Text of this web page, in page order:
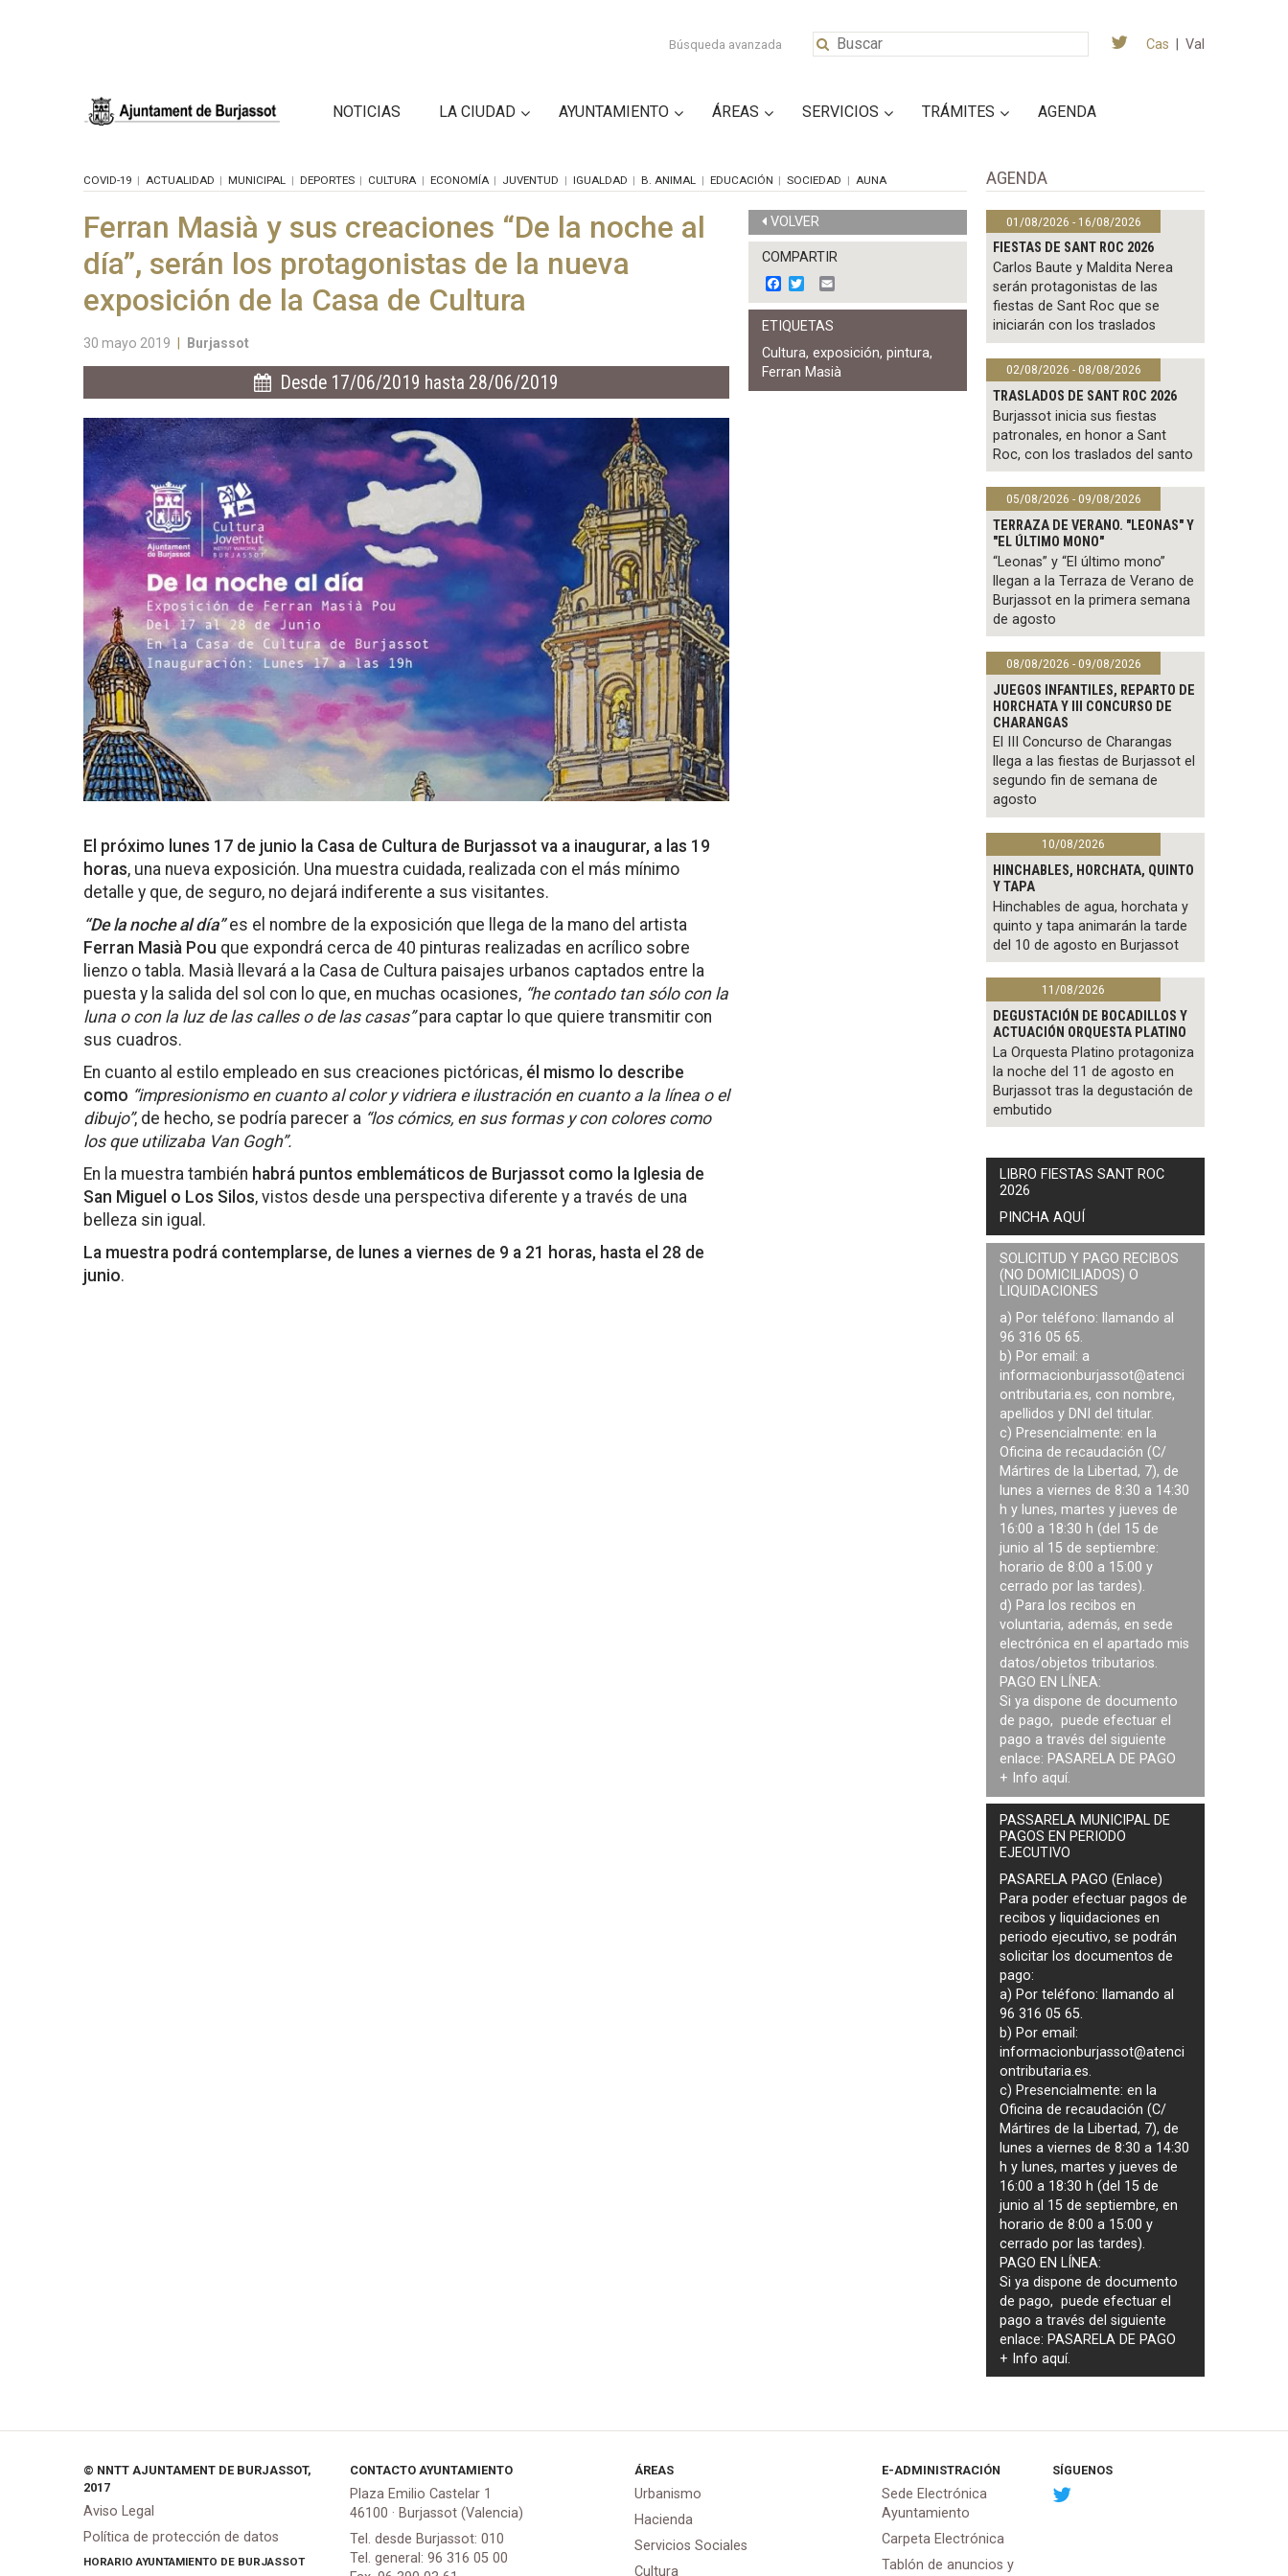
Búsqueda avanzada Cas Val
NOTICIAS LA CIUDAD AYUNTAMIENTO ÁREAS SERVICIOS TRÁMITES AGENDA
COVID-19 ACTUALIDAD MUNICIPAL DEPORTES CULTURA ECONOMÍA JUVENTUD IGUALDAD B. ANIMAL EDUCACIÓN SOCIEDAD AUNA
Ferran Masià y sus creaciones “De la noche al
día”, serán los protagonistas de la nueva
exposición de la Casa de Cultura
30 mayo 2019 Burjassot
Desde 17/06/2019 hasta 28/06/2019
El próximo lunes 17 de junio la Casa de Cultura de Burjassot va a inaugurar, a las 19
horas, una nueva exposición. Una muestra cuidada, realizada con el más mínimo
detalle y que, de seguro, no dejará indiferente a sus visitantes.
“De la noche al día”es el nombre de la exposición que llega de la mano del artista
Ferran Masià Pou que expondrá cerca de 40 pinturas realizadas en acrílico sobre
lienzo o tabla. Masià llevará a la Casa de Cultura paisajes urbanos captados entre la
puesta y la salida del sol con lo que, en muchas ocasiones, “he contado tan sólo con la
luna o con la luz de las calles o de las casas”para captar lo que quiere transmitir con
sus cuadros.
En cuanto al estilo empleado en sus creaciones pictóricas, él mismo lo describe
como “impresionismo en cuanto al color y vidriera e ilustración en cuanto a la línea o el
dibujo”, de hecho, se podría parecer a “los cómics, en sus formas y con colores como
los que utilizaba Van Gogh”.
En la muestra también habrá puntos emblemáticos de Burjassot como la Iglesia de
San Miguel o Los Silos, vistos desde una perspectiva diferente y a través de una
belleza sin igual.
La muestra podrá contemplarse, de lunes a viernes de 9 a 21 horas, hasta el 28 de
junio.
VOLVER
COMPARTIR
F
a
c
e
b
o
o
k
w
i
t
e
r
m
a
ETIQUETAS
Cultura,exposición,pintura,
Ferran Masià
AGENDA
01/08/2026 - 16/08/2026
FIESTAS DE SANT ROC 2026
Carlos Baute y Maldita Nerea
serán protagonistas de las
fiestas de Sant Roc que se
iniciarán con los traslados
02/08/2026 - 08/08/2026
TRASLADOS DE SANT ROC 2026
Burjassot inicia sus fiestas
patronales, en honor a Sant
Roc, con los traslados del santo
05/08/2026 - 09/08/2026
TERRAZA DE VERANO. "LEONAS" Y
"EL ÚLTIMO MONO"
“Leonas” y “El último mono”
llegan a la Terraza de Verano de
Burjassot en la primera semana
de agosto
08/08/2026 - 09/08/2026
JUEGOS INFANTILES, REPARTO DE
HORCHATA Y III CONCURSO DE
CHARANGAS
El III Concurso de Charangas
llega a las fiestas de Burjassot el
segundo fin de semana de
agosto
10/08/2026
HINCHABLES, HORCHATA, QUINTO
Y TAPA
Hinchables de agua, horchata y
quinto y tapa animarán la tarde
del 10 de agosto en Burjassot
11/08/2026
DEGUSTACIÓN DE BOCADILLOS Y
ACTUACIÓN ORQUESTA PLATINO
La Orquesta Platino protagoniza
la noche del 11 de agosto en
Burjassot tras la degustación de
embutido
LIBRO FIESTAS SANT ROC
2026
PINCHA AQUÍ
SOLICITUD Y PAGO RECIBOS
(NO DOMICILIADOS) O
LIQUIDACIONES
a) Por teléfono: llamando al
96 316 05 65.
b) Por email: a
informacionburjassot@atenci
ontributaria.es, con nombre,
apellidos y DNI del titular.
c) Presencialmente: en la
Oficina de recaudación (C/
Mártires de la Libertad, 7), de
lunes a viernes de 8:30 a 14:30
h y lunes, martes y jueves de
16:00 a 18:30 h (del 15 de
junio al 15 de septiembre:
horario de 8:00 a 15:00 y
cerrado por las tardes).
d) Para los recibos en
voluntaria, además, en sede
electrónica en el apartado mis
datos/objetos tributarios.
PAGO EN LÍNEA:
Si ya dispone de documento
de pago, puede efectuar el
pago a través del siguiente
enlace: PASARELA DE PAGO
+ Info aquí.
PASSARELA MUNICIPAL DE
PAGOS EN PERIODO
EJECUTIVO
PASARELA PAGO (Enlace)
Para poder efectuar pagos de
recibos y liquidaciones en
periodo ejecutivo, se podrán
solicitar los documentos de
pago:
a) Por teléfono: llamando al
96 316 05 65.
b) Por email:
informacionburjassot@atenci
ontributaria.es.
c) Presencialmente: en la
Oficina de recaudación (C/
Mártires de la Libertad, 7), de
lunes a viernes de 8:30 a 14:30
h y lunes, martes y jueves de
16:00 a 18:30 h (del 15 de
junio al 15 de septiembre, en
horario de 8:00 a 15:00 y
cerrado por las tardes).
PAGO EN LÍNEA:
Si ya dispone de documento
de pago, puede efectuar el
pago a través del siguiente
enlace: PASARELA DE PAGO
+ Infoaquí.
© NNTT AJUNTAMENT DE BURJASSOT,
2017
Aviso Legal
Política de protección de datos
HORARIO AYUNTAMIENTO DE BURJASSOT
CONTACTO AYUNTAMIENTO
Plaza Emilio Castelar 1
46100 · Burjassot (Valencia)
Tel. desde Burjassot: 010
Tel. general: 96 316 05 00
ÁREAS
Urbanismo
Hacienda
Servicios Sociales
Cultura
E-ADMINISTRACIÓN
Sede Electrónica
Ayuntamiento
Carpeta Electrónica
Tablón de anuncios y
SÍGUENOS